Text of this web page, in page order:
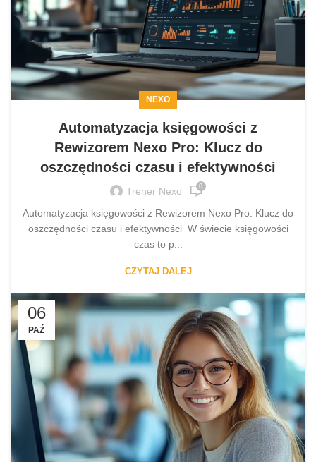
NEXO
Automatyzacja księgowości z
Rewizorem Nexo Pro: Klucz do
oszczędności czasu i efektywności
Trener Nexo 0
Automatyzacja księgowości z Rewizorem Nexo Pro: Klucz do
oszczędności czasu i efektywności W świecie księgowości
czas to p...
CZYTAJ DALEJ
06
PAŹ